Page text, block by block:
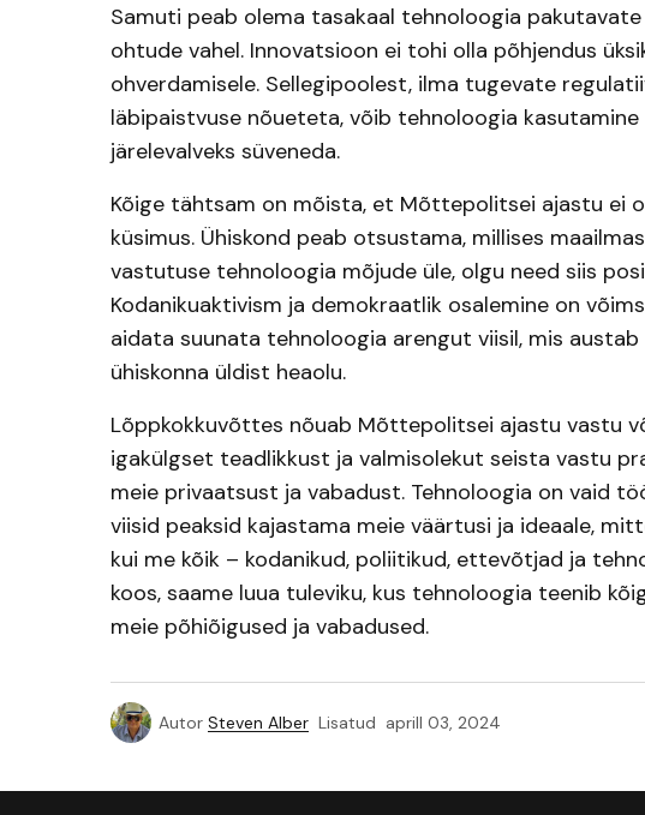
Samuti peab olema tasakaal tehnoloogia
ohtude vahel. Innovatsioon ei tohi olla põhjendus
ohverdamisele. Sellegipoolest, ilma tugevate
läbipaistvuse nõueteta, võib tehnoloogia kasutamine
järelevalveks süveneda.
Kõige tähtsam on mõista, et Mõttepolitsei ajastu ei
küsimus. Ühiskond peab otsustama, millises
vastutuse tehnoloogia mõjude üle, olgu need siis
Kodanikuaktivism ja demokraatlik osalemine on
aidata suunata tehnoloogia arengut viisil, mis
ühiskonna üldist heaolu.
Lõppkokkuvõttes nõuab Mõttepolitsei ajastu vastu
igakülgset teadlikkust ja valmisolekut seista vastu
meie privaatsust ja vabadust. Tehnoloogia on vaid
viisid peaksid kajastama meie väärtusi ja ideaale,
kui me kõik – kodanikud, poliitikud, ettevõtjad ja
koos, saame luua tuleviku, kus tehnoloogia teenib
meie põhiõigused ja vabadused.
Autor Steven Alber Lisatud aprill 03, 2024